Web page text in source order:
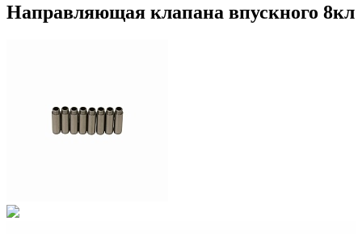
Направляющая клапана впускного 8кл